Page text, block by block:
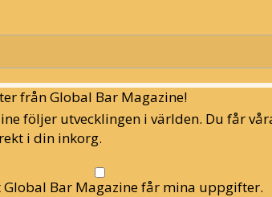
från Global Bar Magazine!
följer utvecklingen i världen. Du får
i din inkorg.
Global Bar Magazine får mina uppgifter.